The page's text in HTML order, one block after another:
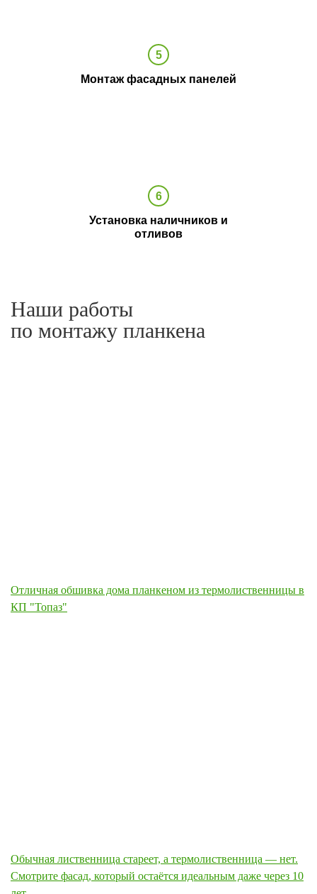
Монтаж фасадных панелей
Установка наличников и
отливов
Наши работы
по монтажу планкена
Отличная обшивка дома планкеном из термолиственницы в
КП "Топаз"
Обычная лиственница стареет, а термолиственница — нет.
Смотрите фасад, который остаётся идеальным даже через 10